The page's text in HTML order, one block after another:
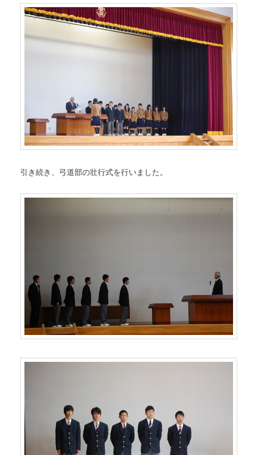
引き続き、弓道部の壮行式を行いました。